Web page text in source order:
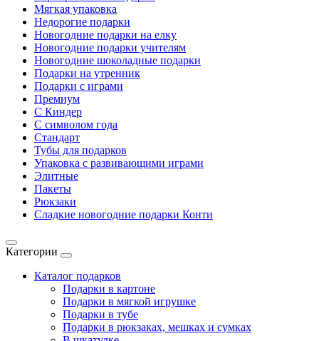
Мягкая упаковка
Недорогие подарки
Новогодние подарки на елку
Новогодние подарки учителям
Новогодние шоколадные подарки
Подарки на утренник
Подарки с играми
Премиум
С Киндер
С символом года
Стандарт
Тубы для подарков
Упаковка с развивающими играми
Элитные
Пакеты
Рюкзаки
Сладкие новогодние подарки Конти
Категории
Каталог подарков
Подарки в картоне
Подарки в мягкой игрушке
Подарки в тубе
Подарки в рюкзаках, мешках и сумках